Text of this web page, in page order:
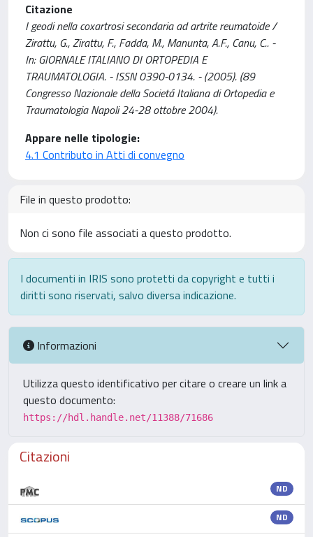
Citazione
I geodi nella coxartrosi secondaria ad artrite reumatoide /
Zirattu, G., Zirattu, F., Fadda, M., Manunta, A.F., Canu, C.. -
In: GIORNALE ITALIANO DI ORTOPEDIA E
TRAUMATOLOGIA. - ISSN 0390-0134. - (2005). (89
Congresso Nazionale della Societá Italiana di Ortopedia e
Traumatologia Napoli 24-28 ottobre 2004).
Appare nelle tipologie:
4.1 Contributo in Atti di convegno
File in questo prodotto:
Non ci sono file associati a questo prodotto.
I documenti in IRIS sono protetti da copyright e tutti i
diritti sono riservati, salvo diversa indicazione.
Informazioni
Utilizza questo identificativo per citare o creare un link a
questo documento:
https://hdl.handle.net/11388/71686
Citazioni
ND
ND